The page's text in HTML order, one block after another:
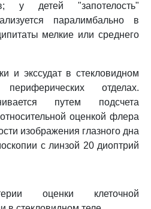
у детей "запотелость"
паралимбально в
мелкие или среднего
и экссудат в стекловидном
отделах.
путем подсчета
оценкой флера
изображения глазного дна
с линзой 20 диоптрий
оценки клеточной